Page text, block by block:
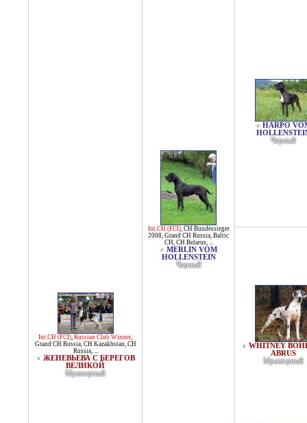
Int.CH (FCI), Russian Club Winner,
Grand CH Russia, CH Kazakhstan, CH
Russia, ...
♀ ЖЕНЕВЬЕВА С БЕРЕГОВ
ВЕЛИКОЙ
Мраморный
Int.CH (FCI), CH Bundessieger
2008, Grand CH Russia, Baltic
CH, CH Belarus, ...
♂ MERLIN VOM
HOLLENSTEIN
Черный
♂ HARPO
Черный
♀ WHITNEY
ABRUS
Мраморный